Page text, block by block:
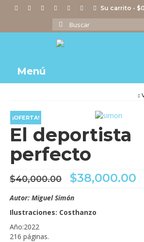
Su carrito - $
Buscar
por:
Menú
Actividades
Imágenes
Videos
Tienda
¡OFERTA!
El deportista
perfecto
$40,000.00 El
precio
original
era:
$40,000.00.
$38,000.00
Autor: Miguel Simón
Ilustraciones: Costhanzo
Año:2022
216 páginas.